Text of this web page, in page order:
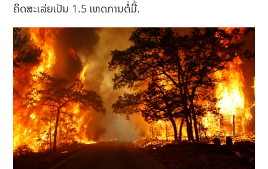
ຄິດສະເລ່ຍເປັນ 1.5 ເຫດການຕໍ່ມື້.